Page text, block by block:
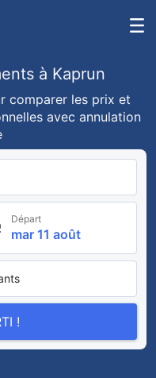
à Kaprun
comparer les prix et
avec annulation
Départ
mar 11 août
!